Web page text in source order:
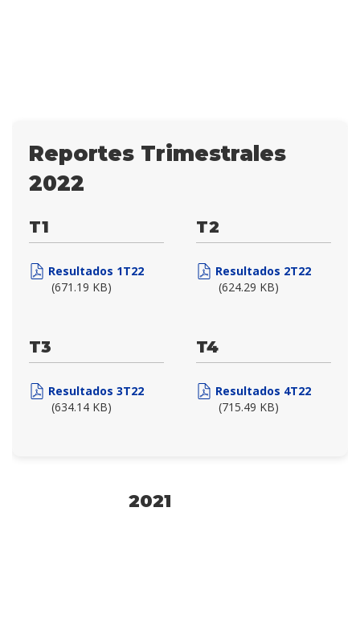
Reportes Trimestrales
2022
T1
Resultados 1T22
(671.19 KB)
T2
Resultados 2T22
(624.29 KB)
T3
Resultados 3T22
(634.14 KB)
T4
Resultados 4T22
(715.49 KB)
2021